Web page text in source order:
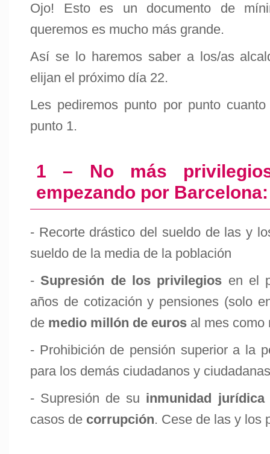
Ojo! Esto es un documento de
queremos es mucho más grande.
Así se lo haremos saber a los/as
elijan el próximo día 22.
Les pediremos punto por punto
punto 1.
1 – No más
empezando por Barcelona:
- Recorte drástico del sueldo de las y
sueldo de la media de la población
- Supresión de los privilegios en el
años de cotización y pensiones (solo
de medio millón de euros al mes como
- Prohibición de pensión superior a la
para los demás ciudadanos y
- Supresión de su inmunidad jurídica
casos de corrupción. Cese de las y los